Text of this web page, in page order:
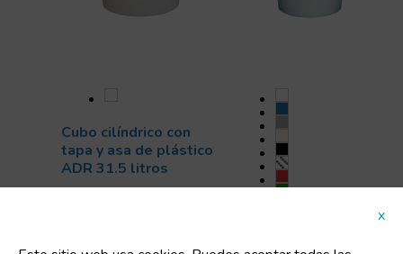
Cubo cilíndrico con
tapa y asa de plástico
ADR 31.5 litros
Cubos
x